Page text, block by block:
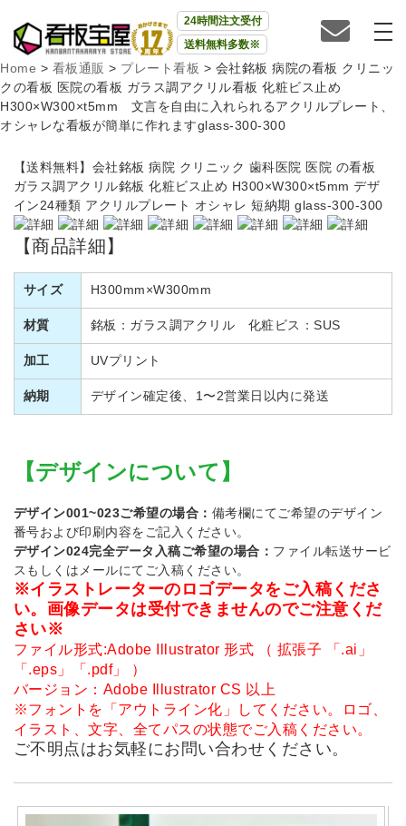
24時間注文受付
送料無料多数※
Home > 看板通販 > プレート看板 > 会社銘板 病院の看板 クリニッ
クの看板 医院の看板 ガラス調アクリル看板 化粧ビス止め
H300×W300×t5mm 文言を自由に入れられるアクリルプレート、
オシャレな看板が簡単に作れますglass-300-300
【送料無料】会社銘板 病院 クリニック 歯科医院 医院 の看板
ガラス調アクリル銘板 化粧ビス止め H300×W300×t5mm デザ
イン24種類 アクリルプレート オシャレ 短納期 glass-300-300
【商品詳細】
サイズ H300mm×W300mm
材質 銘板：ガラス調アクリル 化粧ビス：SUS
加工 UVプリント
納期 デザイン確定後、1〜2営業日以内に発送
【デザインについて】
デザイン001~023ご希望の場合： 備考欄にてご希望のデザイン
番号および印刷内容をご記入ください。
デザイン024完全データ入稿ご希望の場合： ファイル転送サービ
スもしくはメールにてご入稿ください。
※イラストレーターのロゴデータをご入稿くださ
い。画像データは受付できませんのでご注意くだ
さい※
ファイル形式:Adobe Illustrator 形式 （ 拡張子 「.ai」
「.eps」「.pdf」 ）
バージョン：Adobe Illustrator CS 以上
※フォントを「アウトライン化」してください。ロゴ、
イラスト、文字、全てパスの状態でご入稿ください。
ご不明点はお気軽にお問い合わせください。